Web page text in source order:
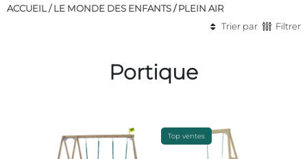
ACCUEIL / LE MONDE DES ENFANTS/PLEIN AIR
Trier par
Filtrer
Portique
Top ventes